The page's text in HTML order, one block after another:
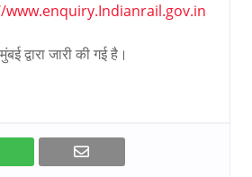
द्वारा जारी की गई है।